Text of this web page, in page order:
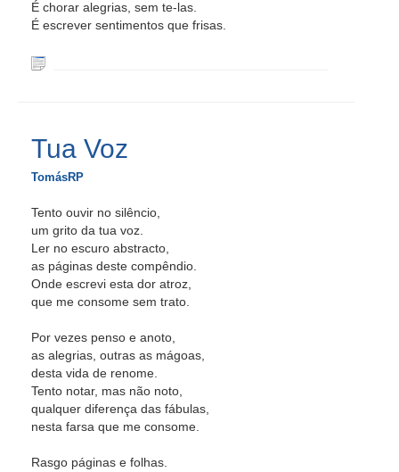
É chorar alegrias, sem te-las.
É escrever sentimentos que frisas.
Tua Voz
TomásRP
Tento ouvir no silêncio,
um grito da tua voz.
Ler no escuro abstracto,
as páginas deste compêndio.
Onde escrevi esta dor atroz,
que me consome sem trato.
Por vezes penso e anoto,
as alegrias, outras as mágoas,
desta vida de renome.
Tento notar, mas não noto,
qualquer diferença das fábulas,
nesta farsa que me consome.
Rasgo páginas e folhas.